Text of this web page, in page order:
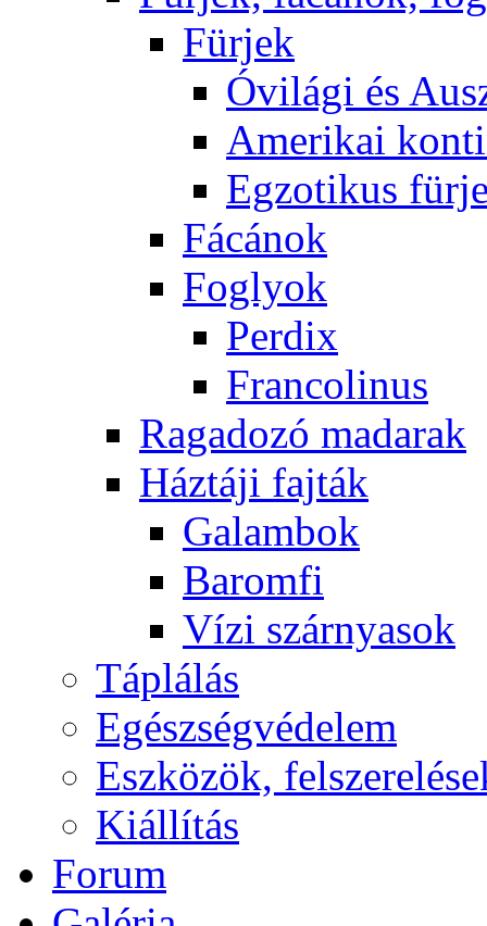
Fürjek
Óvilági és
Amerikai
Egzotikus
Fácánok
Foglyok
Perdix
Francolinus
Ragadozó madarak
Háztáji fajták
Galambok
Baromfi
Vízi szárnyasok
Táplálás
Egészségvédelem
Eszközök,
Kiállítás
Forum